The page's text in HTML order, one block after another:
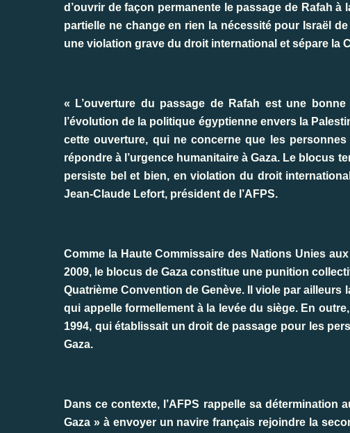
d’ouvrir de façon permanente le passage de Rafah
partielle ne change en rien la nécessité pour Israël
une violation grave du droit international et sépare la
« L’ouverture du passage de Rafah est une
l’évolution de la politique égyptienne envers la
cette ouverture, qui ne concerne que les
répondre à l’urgence humanitaire à Gaza. Le blocus
persiste bel et bien, en violation du droit
Jean-Claude Lefort, président de l’AFPS.
Comme la Haute Commissaire des Nations Unies
2009, le blocus de Gaza constitue une punition
Quatrième Convention de Genève. Il viole par ailleurs
qui appelle formellement à la levée du siège. En
1994, qui établissait un droit de passage pour les
Gaza.
Dans ce contexte, l’AFPS rappelle sa
Gaza » à envoyer un navire français rejoindre la